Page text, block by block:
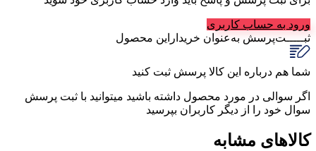
ورود به حساب کاربری
ثبـــــت‌پرسش به‌عنوان ‌خریدار‌این‌ محصول
شما هم درباره این کالا پرسش ثبت کنید
اگر سوالی در مورد محصول داشته باشید میتوانید با ثبت پرسش
سوال خود را از دیگر کاربران بپرسید
کالاهای مشابه